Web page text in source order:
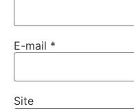
E-mail *
Site